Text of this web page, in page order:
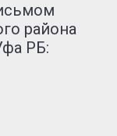
района
РБ: